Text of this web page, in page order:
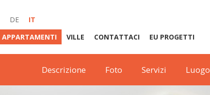
DE
IT
APPARTAMENTI VILLE CONTATTACI EU PROGETTI
Descrizione Foto Servizi Luogo